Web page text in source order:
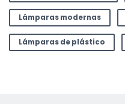
Lámparas modernas
Lámparas de plástico